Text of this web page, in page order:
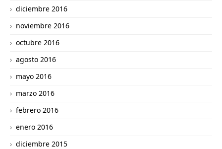
diciembre 2016
noviembre 2016
octubre 2016
agosto 2016
mayo 2016
marzo 2016
febrero 2016
enero 2016
diciembre 2015